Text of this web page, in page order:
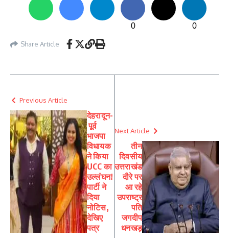
0 0
Share Article
Previous Article
देहरादून-
पूर्व
भाजपा
विधायक
ने किया
UCC का
उल्लंघन!
पार्टी ने
दिया
नोटिस,
देखिए
पत्र
Next Article
तीन
दिवसीय
उत्तराखंड
दौरे पर
आ रहे
उपराष्ट्र
पति
जगदीप
धनखड़